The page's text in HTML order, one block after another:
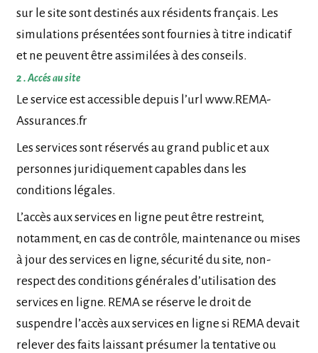
sur le site sont destinés aux résidents français. Les
simulations présentées sont fournies à titre indicatif
et ne peuvent être assimilées à des conseils.
2 . Accés au site
Le service est accessible depuis l’url www.REMA-
Assurances.fr
Les services sont réservés au grand public et aux
personnes juridiquement capables dans les
conditions légales.
L’accès aux services en ligne peut être restreint,
notamment, en cas de contrôle, maintenance ou mises
à jour des services en ligne, sécurité du site, non-
respect des conditions générales d’utilisation des
services en ligne. REMA se réserve le droit de
suspendre l’accès aux services en ligne si REMA devait
relever des faits laissant présumer la tentative ou